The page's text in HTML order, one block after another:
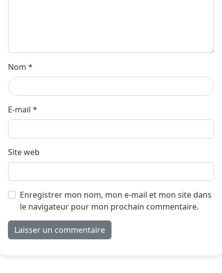
Nom *
E-mail *
Site web
Enregistrer mon nom, mon e-mail et mon site dans
le navigateur pour mon prochain commentaire.